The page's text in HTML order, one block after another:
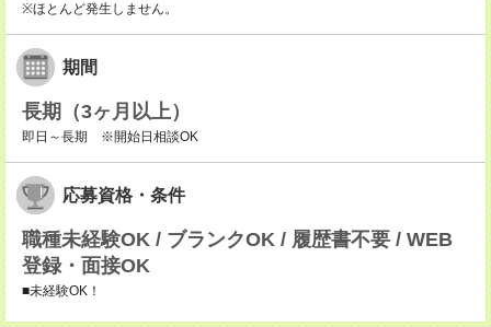
※ほとんど発生しません。
期間
長期（3ヶ月以上）
即日～長期 ※開始日相談OK
応募資格・条件
職種未経験OK / ブランクOK / 履歴書不要 / WEB
登録・面接OK
■未経験OK！